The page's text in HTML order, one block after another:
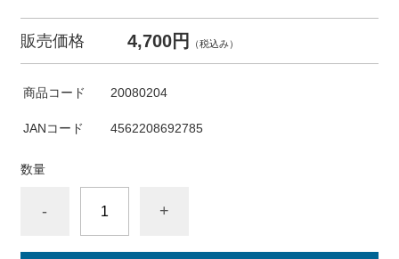
販売価格 4,700円 （税込み）
商品コード 20080204
JANコード 4562208692785
数量
- +